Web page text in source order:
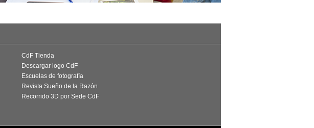
CdF Tienda
Descargar logo CdF
Escuelas de fotografía
Revista Sueño de la Razón
Recorrido 3D por Sede CdF